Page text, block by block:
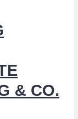
& CO.